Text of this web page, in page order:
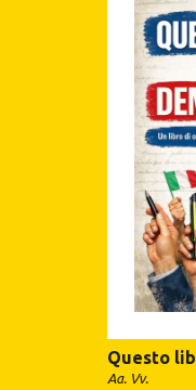
Questo
Aa. Vv.